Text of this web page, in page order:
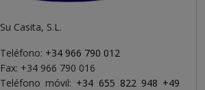
Su Casita, S.L.
Teléfono: +34 966 790 012
Fax: +34 966 790 016
Teléfono móvil: +34 655 822 948 +49